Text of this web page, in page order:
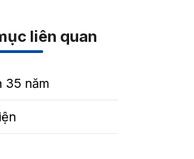
liên quan
35 năm